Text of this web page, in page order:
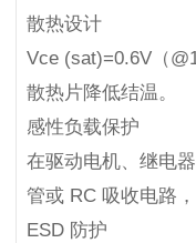
散热设计
Vce (sat)=0.6V（
散热片降低结温。
感性负载保护
在驱动电机、继电
管或 RC 吸收电路
ESD 防护